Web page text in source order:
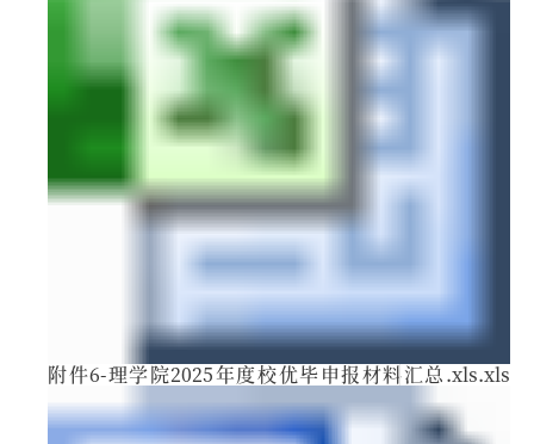
附件6-理学院2025年度校优毕申报材料汇总.xls.xls